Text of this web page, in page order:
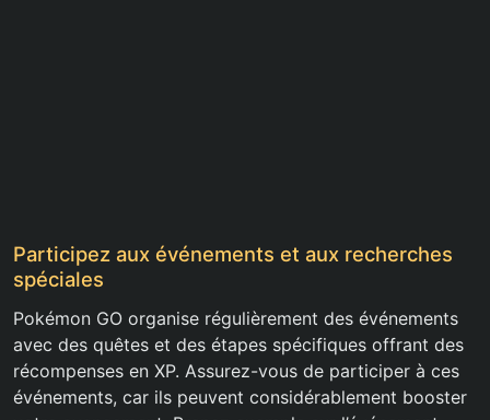
Participez aux événements et aux recherches
spéciales
Pokémon GO organise régulièrement des événements
avec des quêtes et des étapes spécifiques offrant des
récompenses en XP. Assurez-vous de participer à ces
événements, car ils peuvent considérablement booster